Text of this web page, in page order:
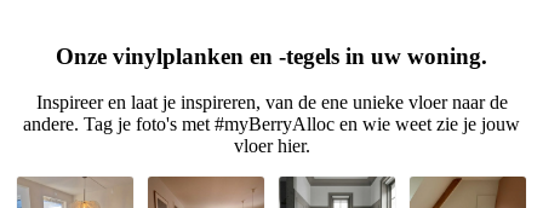
Onze vinylplanken en -tegels in uw woning.
Inspireer en laat je inspireren, van de ene unieke vloer naar de
andere. Tag je foto's met #myBerryAlloc en wie weet zie je jouw
vloer hier.